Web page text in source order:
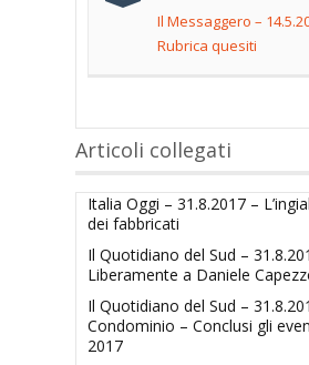
Il Messaggero –
Rubrica quesiti
Articoli collegati
Italia Oggi – 31.8.2017 –
dei fabbricati
Il Quotidiano del Sud –
Liberamente a Daniele
Il Quotidiano del Sud –
Condominio – Conclusi gli
2017